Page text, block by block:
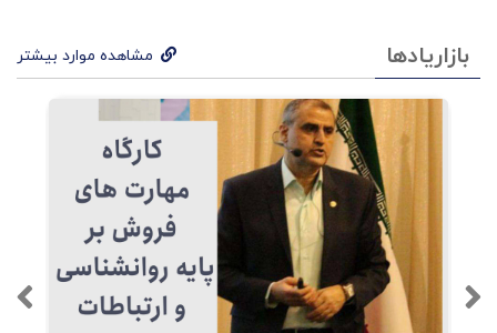
بازاریادها مشاهده موارد بیشتر